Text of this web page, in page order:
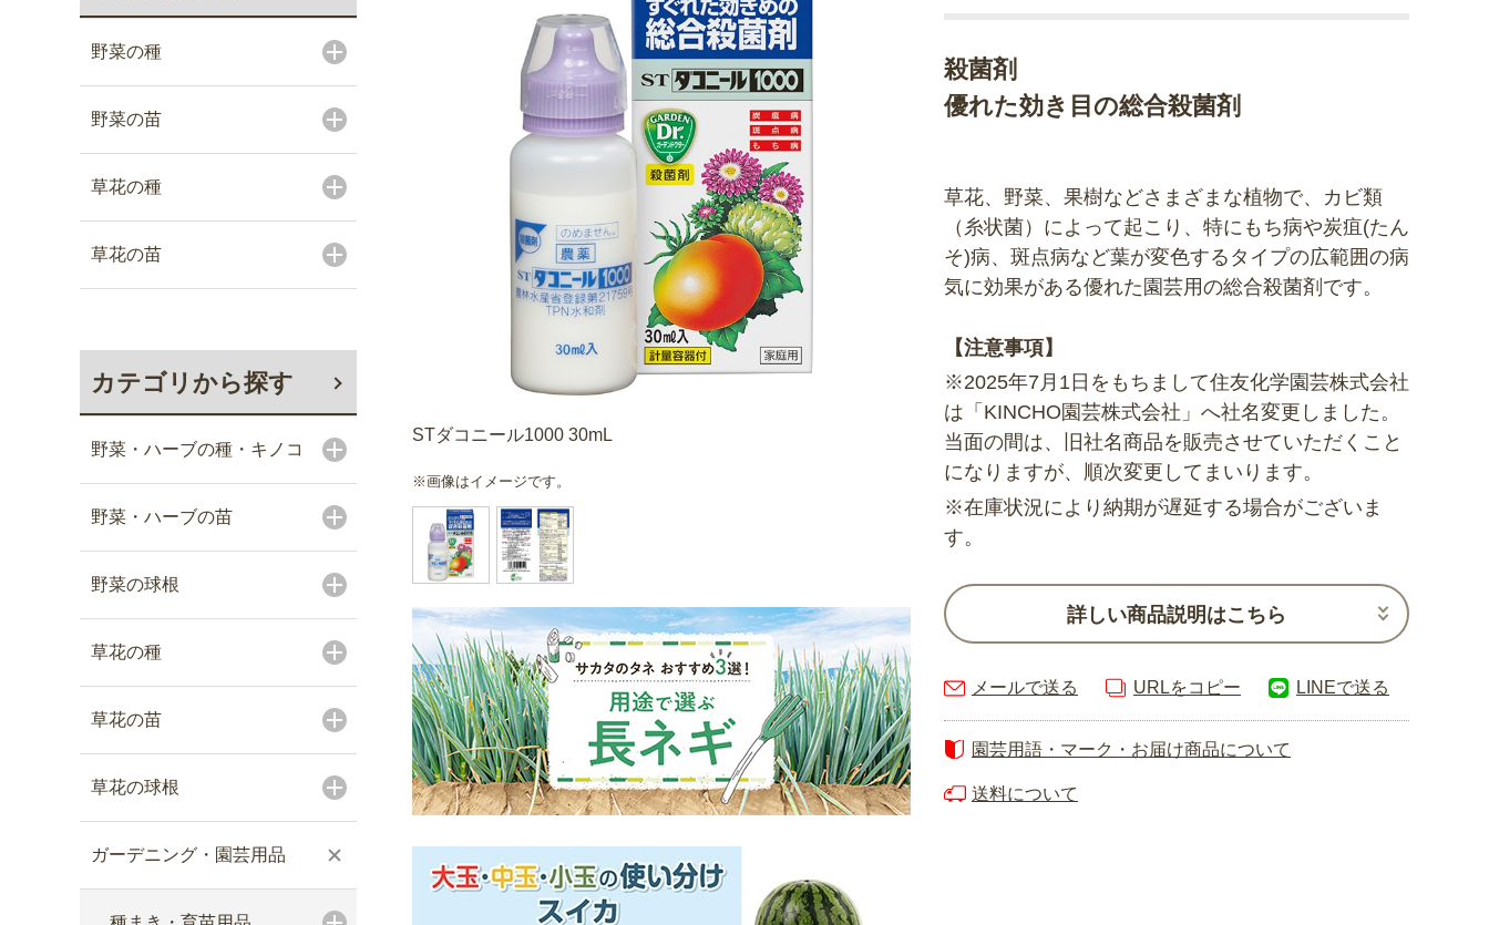
野菜の種
野菜の苗
草花の種
草花の苗
カテゴリから探す
野菜・ハーブの種・キノコ
野菜・ハーブの苗
野菜の球根
草花の種
草花の苗
草花の球根
ガーデニング・園芸用品
STダコニール1000 30mL
※画像はイメージです。
殺菌剤
優れた効き目の総合殺菌剤
草花、野菜、果樹などさまざまな植物で、カビ類
（糸状菌）によって起こり、特にもち病や炭疽(たん
そ)病、斑点病など葉が変色するタイプの広範囲の病
気に効果がある優れた園芸用の総合殺菌剤です。
【注意事項】
※2025年7月1日をもちまして住友化学園芸株式会社
は「KINCHO園芸株式会社」へ社名変更しました。
当面の間は、旧社名商品を販売させていただくこと
になりますが、順次変更してまいります。
※在庫状況により納期が遅延する場合がございま
す。
詳しい商品説明はこちら
メールで送る URLをコピー LINEで送る
園芸用語・マーク・お届け商品について
送料について